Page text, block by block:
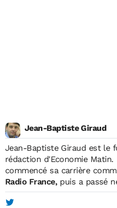
Jean-Baptiste Giraud
Jean-Baptiste Giraud est le
rédaction d'Economie Matin. Jean-Baptiste Giraud
commencé sa carrière
Radio France,puis a passé
reporter, matinalier,
parallèle, il était également